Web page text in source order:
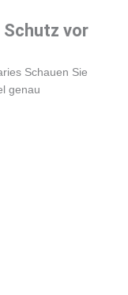
Schutz vor
Schauen Sie
genau